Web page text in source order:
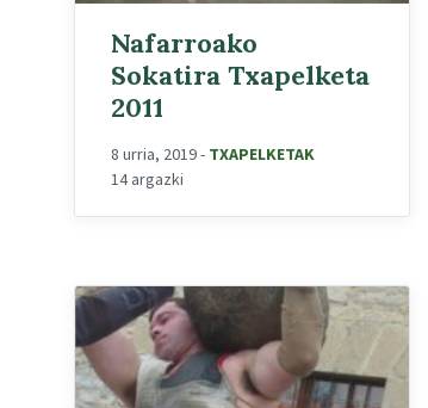
Nafarroako
Sokatira Txapelketa
2011
8 urria, 2019- TXAPELKETAK
14 argazki